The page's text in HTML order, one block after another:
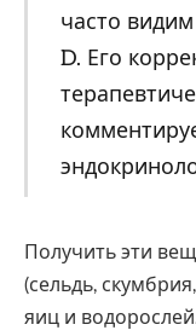
часто
D. Его
Получить эти
(сельдь,
яиц и